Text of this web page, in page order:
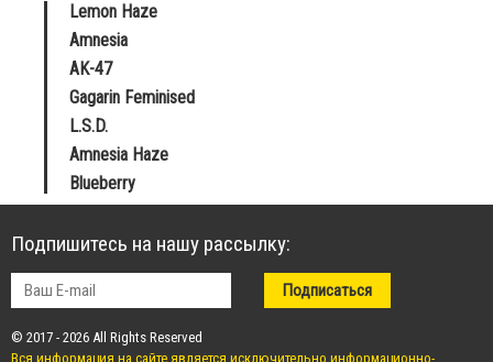
Lemon Haze
Amnesia
AK-47
Gagarin Feminised
L.S.D.
Amnesia Haze
Blueberry
Подпишитесь на нашу рассылку:
© 2017 - 2026 All Rights Reserved
Вся информация на сайте является исключительно информационно-